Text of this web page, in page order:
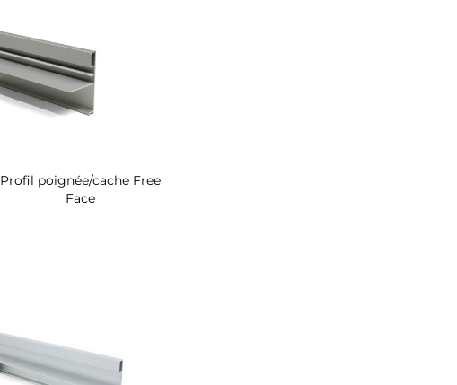
Profil poignée/cache Free
Face